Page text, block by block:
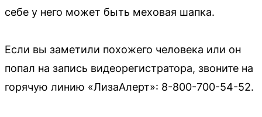
себе у него может быть меховая шапка.
Если вы заметили похожего человека или он
попал на запись видеорегистратора, звоните на
горячую линию «ЛизаАлерт»: 8-800-700-54-52.